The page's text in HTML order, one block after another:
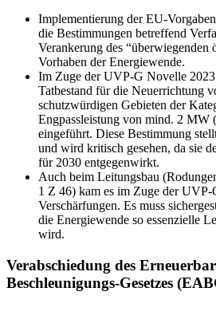
Implementierung der EU-
die Bestimmungen betreffend
Verankerung des “überwiegenden
Vorhaben der Energiewende.
Im Zuge der UVP-G Novelle
Tatbestand für die Neuerrichtung
schutzwürdigen Gebieten der
Engpassleistung von mind. 2 MW
eingeführt. Diese Bestimmung
und wird kritisch gesehen, da sie
für 2030 entgegenwirkt.
Auch beim Leitungsbau
1 Z 46) kam es im Zuge der
Verschärfungen. Es muss
die Energiewende so essenzielle
wird.
Verabschiedung des
Beschleunigungs-Gesetzes